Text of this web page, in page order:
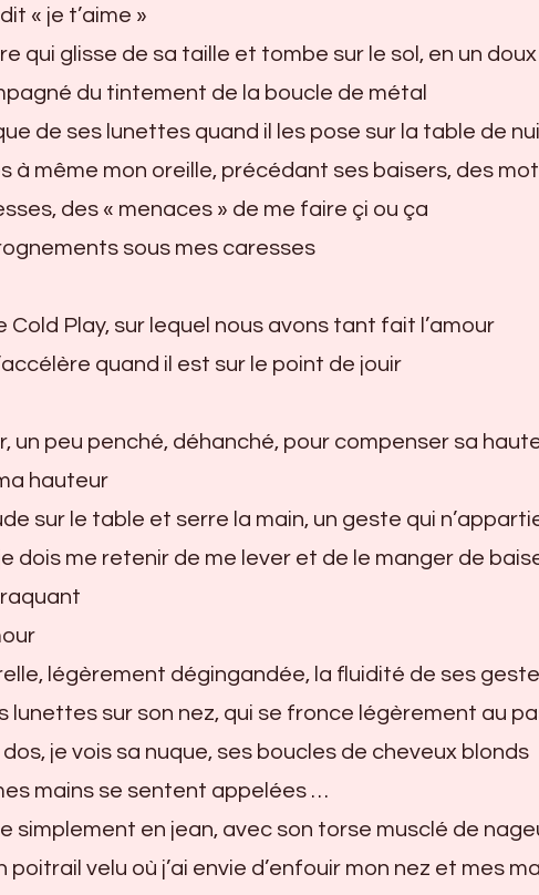
« je t’aime »
qui glisse de sa taille et tombe sur le sol, en un doux
du tintement de la boucle de métal
de ses lunettes quand il les pose sur la table de
à même mon oreille, précédant ses baisers, des
des « menaces » de me faire çi ou ça
sous mes caresses
Cold Play, sur lequel nous avons tant fait l’amour
quand il est sur le point de jouir
un peu penché, déhanché, pour compenser sa
hauteur
sur le table et serre la main, un geste qui
dois me retenir de me lever et de le manger de
légèrement dégingandée, la fluidité de ses
lunettes sur son nez, qui se fronce légèrement au
je vois sa nuque, ses boucles de cheveux blonds
mains se sentent appelées …
simplement en jean, avec son torse musclé de
poitrail velu où j’ai envie d’enfouir mon nez et mes